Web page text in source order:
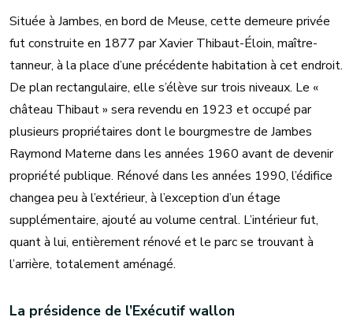
Située à Jambes, en bord de Meuse, cette demeure privée
fut construite en 1877 par Xavier Thibaut-Éloin, maître-
tanneur, à la place d’une précédente habitation à cet endroit.
De plan rectangulaire, elle s’élève sur trois niveaux. Le «
château Thibaut » sera revendu en 1923 et occupé par
plusieurs propriétaires dont le bourgmestre de Jambes
Raymond Materne dans les années 1960 avant de devenir
propriété publique. Rénové dans les années 1990, l’édifice
changea peu à l’extérieur, à l’exception d’un étage
supplémentaire, ajouté au volume central. L’intérieur fut,
quant à lui, entièrement rénové et le parc se trouvant à
l’arrière, totalement aménagé.
La présidence de l’Exécutif wallon